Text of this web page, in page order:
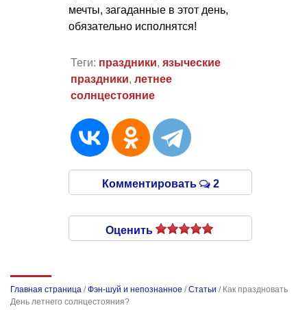
мечты, загаданные в этот день,
обязательно исполнятся!
Теги: праздники, языческие
праздники, летнее
солнцестояние
Комментировать 2
Оценить
Главная страница /Фэн-шуй и непознанное /Статьи / Как праздновать
День летнего солнцестояния?